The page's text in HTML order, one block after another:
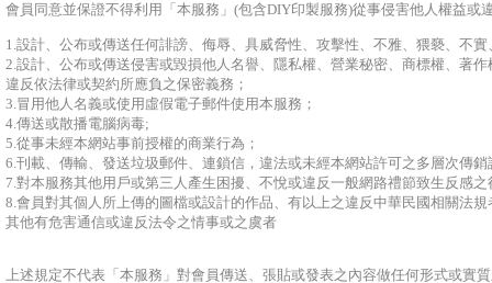
會員同意並保證不得利用「本服務」(包含DIY印製服務)從事侵害他人權益或
1.設計、公布或傳送任何誹謗、侮辱、具威脅性、攻擊性、不雅、猥褻、不
2.設計、公布或傳送侵害或毀損他人名譽、隱私權、營業秘密、商標權、著
違反依法律或契約所應負之保密義務；
3.冒用他人名義或使用虛假電子郵件使用本服務；
4.傳送或散播電腦病毒;
5.從事未經本網站事前授權的商業行為；
6.刊載、傳輸、發送垃圾郵件、連鎖信，違法或未經本網站許可之多層次傳
7.對本服務其他用戶或第三人產生困擾、不悅或違反一般網路禮節致生反感之
8.會員對其個人所上傳的圖檔或設計的作品、有以上之違反中華民國相關法
其他有危害通信或違反法令之情事或之虞者
上述規定不代表「本服務」對會員傳送、張貼或發表之內容做任何形式或實